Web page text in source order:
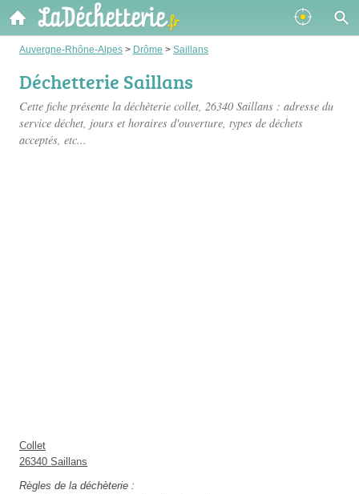
Auvergne-Rhône-Alpes > Drôme > Saillans
Déchetterie Saillans
Cette fiche présente la déchèterie collet, 26340 Saillans : adresse du
service déchet, jours et horaires d'ouverture, types de déchets
acceptés, etc...
Collet
26340 Saillans
Règles de la déchèterie :